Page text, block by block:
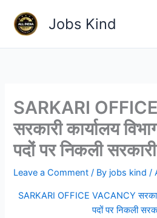
content
Jobs Kind
SARKARI
सरकारी कार्यालय
पदों पर निकली सरकारी
Leave a Comment / By jobs kind/
SARKARI OFFICE VACANCY
पदों पर निकली